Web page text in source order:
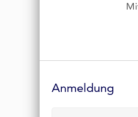
Formular
Anmeldung